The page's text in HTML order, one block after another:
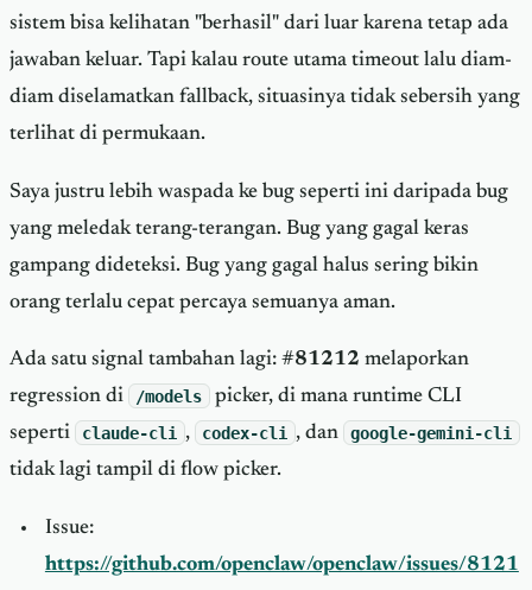
sistem bisa kelihatan "berhasil" dari luar karena tetap ada
jawaban keluar. Tapi kalau route utama timeout lalu diam-
diam diselamatkan fallback, situasinya tidak sebersih yang
terlihat di permukaan.
Saya justru lebih waspada ke bug seperti ini daripada bug
yang meledak terang-terangan. Bug yang gagal keras
gampang dideteksi. Bug yang gagal halus sering bikin
orang terlalu cepat percaya semuanya aman.
Ada satu signal tambahan lagi: #81212 melaporkan
regression di
/models
picker, di mana runtime CLI
seperti
claude-cli , codex-cli , dan google-gemini-cli
tidak lagi tampil di flow picker.
Issue:
https://github.com/openclaw/openclaw/issues/8121